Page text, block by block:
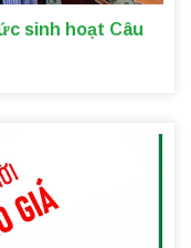
sinh hoạt Câu